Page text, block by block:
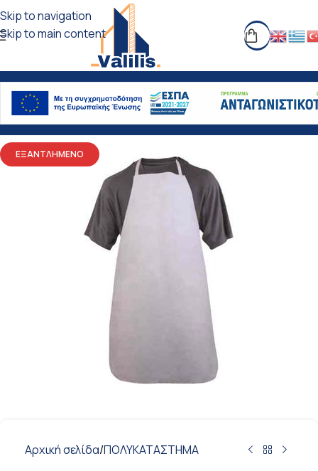
Skip to navigation
Skip to main content
ΕΞΑΝΤΛΗΜΕΝΟ
Αρχική σελίδα/ΠΟΛΥΚΑΤΑΣΤΗΜΑ